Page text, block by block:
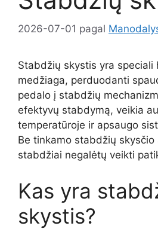
2026-07-01 pagal
Stabdžių skystis yra speciali
medžiaga, perduodanti
pedalo į stabdžių
efektyvų stabdymą, veikia
temperatūroje ir apsaugo
Be tinkamo stabdžių
stabdžiai negalėtų veikti
Kas yra
skystis?